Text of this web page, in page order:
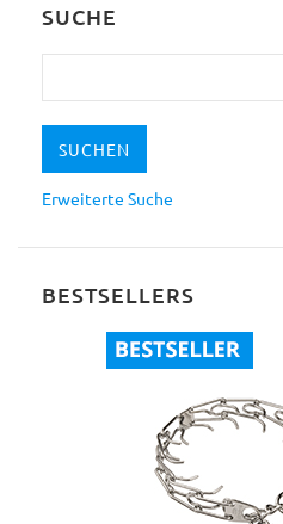
SUCHE
Erweiterte Suche
BESTSELLERS